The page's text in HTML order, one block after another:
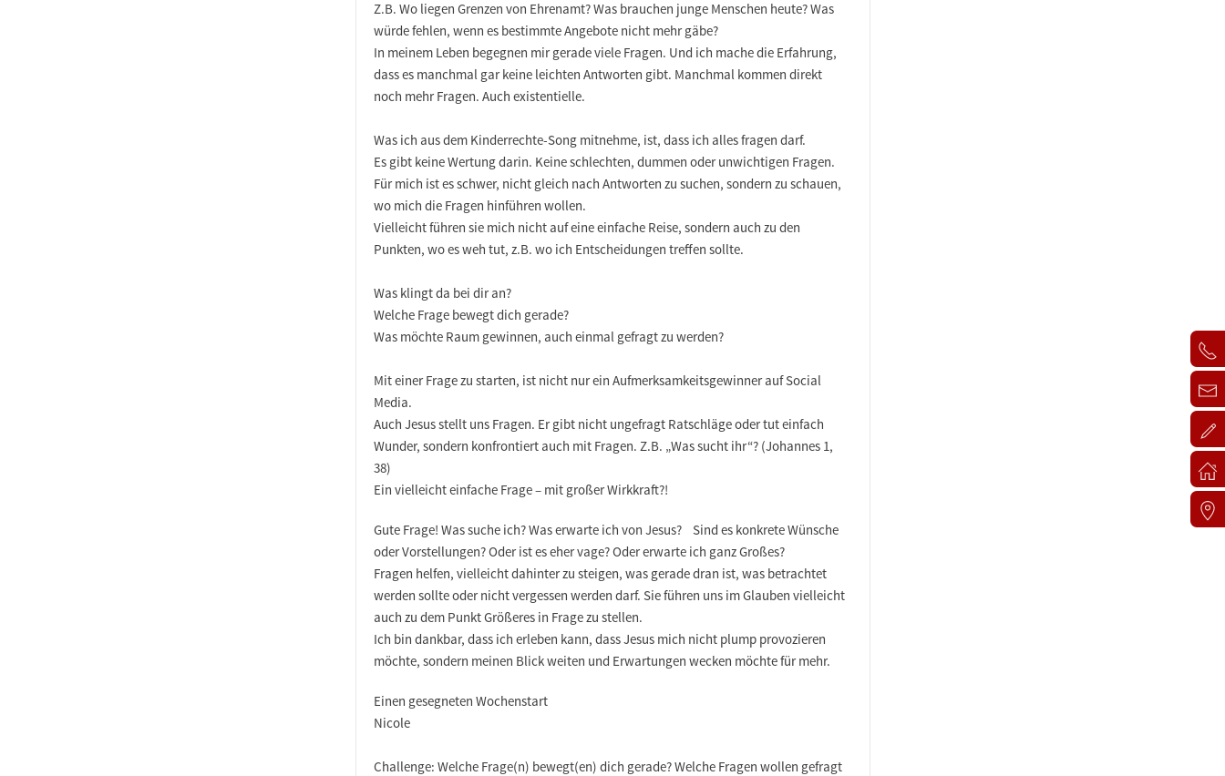
Z.B. Wo liegen Grenzen von Ehrenamt? Was brauchen junge Menschen heute? Was
würde fehlen, wenn es bestimmte Angebote nicht mehr gäbe?
In meinem Leben begegnen mir gerade viele Fragen. Und ich mache die Erfahrung,
dass es manchmal gar keine leichten Antworten gibt. Manchmal kommen direkt
noch mehr Fragen. Auch existentielle.
Was ich aus dem Kinderrechte-Song mitnehme, ist, dass ich alles fragen darf.
Es gibt keine Wertung darin. Keine schlechten, dummen oder unwichtigen Fragen.
Für mich ist es schwer, nicht gleich nach Antworten zu suchen, sondern zu schauen,
wo mich die Fragen hinführen wollen.
Vielleicht führen sie mich nicht auf eine einfache Reise, sondern auch zu den
Punkten, wo es weh tut, z.B. wo ich Entscheidungen treffen sollte.
Was klingt da bei dir an?
Welche Frage bewegt dich gerade?
Was möchte Raum gewinnen, auch einmal gefragt zu werden?
Mit einer Frage zu starten, ist nicht nur ein Aufmerksamkeitsgewinner auf Social
Media.
Auch Jesus stellt uns Fragen. Er gibt nicht ungefragt Ratschläge oder tut einfach
Wunder, sondern konfrontiert auch mit Fragen. Z.B. „Was sucht ihr“? (Johannes 1,
38)
Ein vielleicht einfache Frage – mit großer Wirkkraft?!
Gute Frage! Was suche ich? Was erwarte ich von Jesus? Sind es konkrete Wünsche
oder Vorstellungen? Oder ist es eher vage? Oder erwarte ich ganz Großes?
Fragen helfen, vielleicht dahinter zu steigen, was gerade dran ist, was betrachtet
werden sollte oder nicht vergessen werden darf. Sie führen uns im Glauben vielleicht
auch zu dem Punkt Größeres in Frage zu stellen.
Ich bin dankbar, dass ich erleben kann, dass Jesus mich nicht plump provozieren
möchte, sondern meinen Blick weiten und Erwartungen wecken möchte für mehr.
Einen gesegneten Wochenstart
Nicole
Challenge: Welche Frage(n) bewegt(en) dich gerade? Welche Fragen wollen gefragt